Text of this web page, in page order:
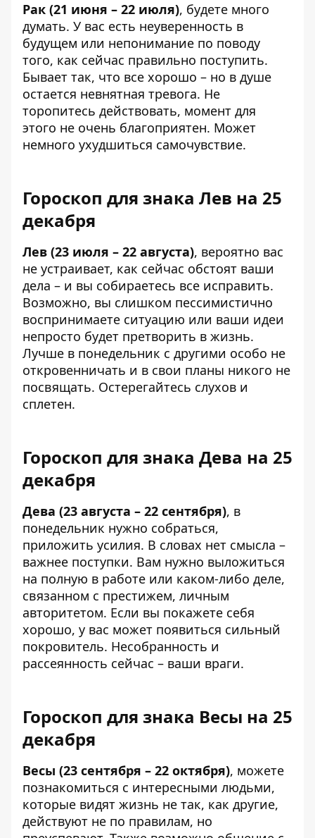
Рак (21 июня – 22 июля), будете много
думать. У вас есть неуверенность в
будущем или непонимание по поводу
того, как сейчас правильно поступить.
Бывает так, что все хорошо – но в душе
остается невнятная тревога. Не
торопитесь действовать, момент для
этого не очень благоприятен. Может
немного ухудшиться самочувствие.
Гороскоп для знака Лев на 25
декабря
Лев (23 июля – 22 августа), вероятно вас
не устраивает, как сейчас обстоят ваши
дела – и вы собираетесь все исправить.
Возможно, вы слишком пессимистично
воспринимаете ситуацию или ваши идеи
непросто будет претворить в жизнь.
Лучше в понедельник с другими особо не
откровенничать и в свои планы никого не
посвящать. Остерегайтесь слухов и
сплетен.
Гороскоп для знака Дева на 25
декабря
Дева (23 августа – 22 сентября), в
понедельник нужно собраться,
приложить усилия. В словах нет смысла –
важнее поступки. Вам нужно выложиться
на полную в работе или каком-либо деле,
связанном с престижем, личным
авторитетом. Если вы покажете себя
хорошо, у вас может появиться сильный
покровитель. Несобранность и
рассеянность сейчас – ваши враги.
Гороскоп для знака Весы на 25
декабря
Весы (23 сентября – 22 октября), можете
познакомиться с интересными людьми,
которые видят жизнь не так, как другие,
действуют не по правилам, но